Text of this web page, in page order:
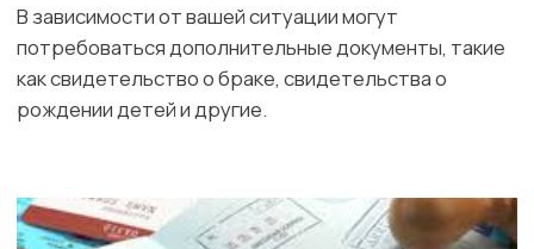
выполнить для получения визы:
Заявка